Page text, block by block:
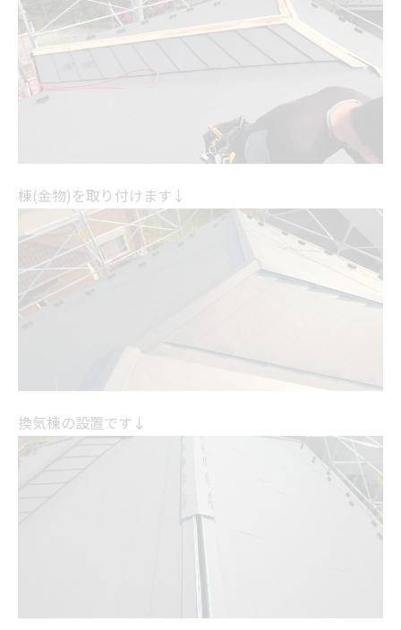
棟(金物)を取り付けます↓
換気棟の設置です↓